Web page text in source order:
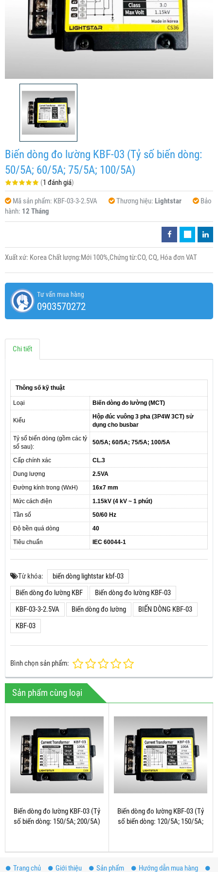
Biến dòng đo lường KBF-03 (Tỷ số biến dòng:
50/5A; 60/5A; 75/5A; 100/5A)
(1 đánh giá)
Mã sản phẩm: KBF-03-3-2.5VA Thương hiệu: Lightstar
Bảo
hành: 12 Tháng
Xuất xứ: Korea Chất lượng:Mới 100%,Chứng từ:CO, CQ, Hóa đơn VAT
Tư vấn mua hàng
0903570272
Chi tiết
Thông số kỹ thuật
Loại Biến dòng đo lường (MCT)
Kiểu
Hộp đúc vuông 3 pha (3P4W 3CT) sử
dụng cho busbar
Tỷ số biến dòng (gồm các tỷ
số sau):
50/5A; 60/5A; 75/5A; 100/5A
Cấp chính xác
CL.3
Dung lượng
2.5VA
Đường kính trong (WxH)
16x7 mm
Mức cách điện
1.15kV (4 kV ~ 1 phút)
Tần số
50/60 Hz
Độ bền quá dòng
40
Tiêu chuẩn
IEC 60044-1
Từ khóa:
biến dòng lightstar kbf-03
Biến dòng đo lường KBF
Biến dòng đo lường KBF-03
KBF-03-3-2.5VA
Biến dòng đo lường
BIẾN DÒNG KBF-03
KBF-03
Bình chọn sản phẩm:
Sản phẩm cùng loại
Biến dòng đo lường KBF-03 (Tỷ
số biến dòng: 150/5A; 200/5A)
Biến dòng đo lường KBF-03 (Tỷ
số biến dòng: 120/5A; 150/5A;
Trang chủ Giới thiệu Sản phẩm Hướng dẫn mua hàng